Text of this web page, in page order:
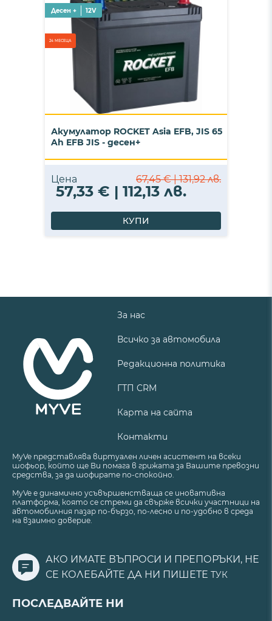
Десен + 12V
24 МЕСЕЦА
Акумулатор ROCKET Asia EFB, JIS 65
Ah EFB JIS - десен+
Цена 67,45 € | 131,92 лв.
57,33 € | 112,13 лв.
КУПИ
За нас
Всичко за автомобила
Редакционна политика
ГТП CRM
Карта на сайта
Контакти
MyVe представлява виртуален личен асистент на всеки
шофьор, който ще Ви помага в грижата за Вашите превозни
средства, за да шофирате по-спокойно.
MyVe е динамично усъвършенстваща се иновативна
платформа, която се стреми да свърже всички участници на
автомобилния пазар по-бързо, по-лесно и по-удобно в среда
на взаимно доверие.
АКО ИМАТЕ ВЪПРОСИ И ПРЕПОРЪКИ, НЕ
СЕ КОЛЕБАЙТЕ ДА НИ ПИШЕТЕ ТУК
ПОСЛЕДВАЙТЕ НИ